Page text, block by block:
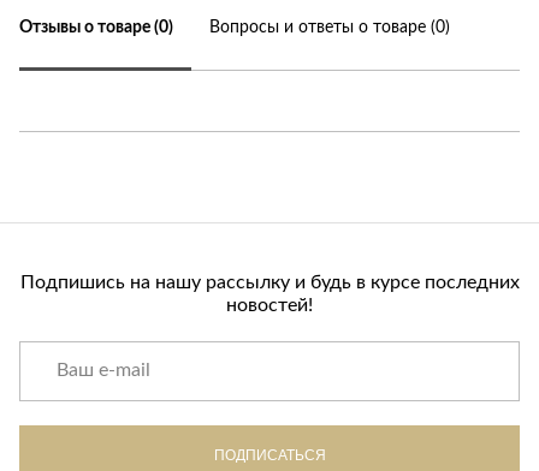
Отзывы о товаре (0) Вопросы и ответы о товаре (0)
Подпишись на нашу рассылку и будь в курсе последних
новостей!
ПОДПИСАТЬСЯ